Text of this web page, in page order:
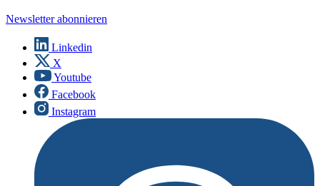
Newsletter abonnieren
Linkedin
X
Youtube
Facebook
Instagram